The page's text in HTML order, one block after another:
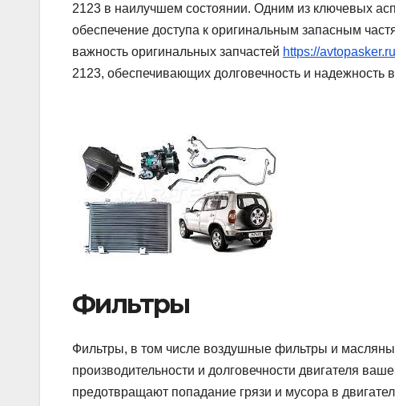
2123 в наилучшем состоянии. Одним из ключевых
обеспечение доступа к оригинальным запасным
важность оригинальных запчастей https://
2123, обеспечивающих долговечность и надежность
Фильтры
Фильтры, в том числе воздушные фильтры и
производительности и долговечности двигателя
предотвращают попадание грязи и мусора в